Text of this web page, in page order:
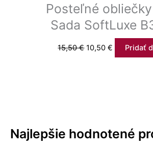
Najlepšie hodnotené
Posteľné
Sada SoftLuxe
15,50€ 10,50€ Pridať